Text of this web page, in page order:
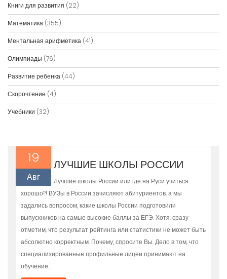
Книги для развития (22)
Математика (355)
Ментальная арифметика (41)
Олимпиады (76)
Развитие ребенка (44)
Скорочтение (4)
Учебники (32)
19
Авг
ЛУЧШИЕ ШКОЛЫ РОССИИ
Лучшие школы России или где на Руси учиться
хорошо?! ВУЗы в России зачисляют абитуриентов, а мы
задались вопросом, какие школы России подготовили
выпускников на самые высокие баллы за ЕГЭ. Хотя, сразу
отметим, что результат рейтинга или статистики не может быть
абсолютно корректным. Почему, спросите Вы. Дело в том, что
специализированные профильные лицеи принимают на
обучение…